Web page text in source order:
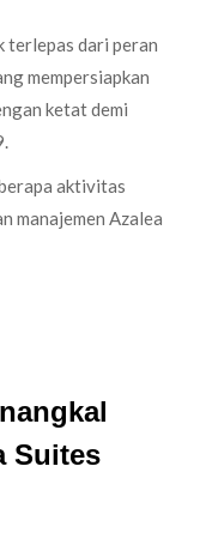
terlepas dari peran
mempersiapkan
ketat demi
aktivitas
manajemen Azalea
Suites